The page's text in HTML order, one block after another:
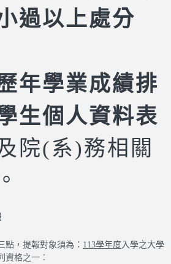
過以上處分
年學業成績排
生個人資料表
院(系)務相關
點，提報對象須為： 113學年度入學之大學
資格之一：